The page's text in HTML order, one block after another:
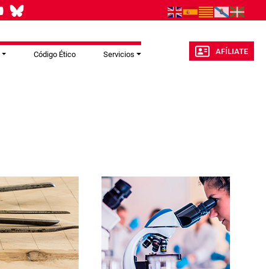
Código Ético Servicios AFÍLIATE